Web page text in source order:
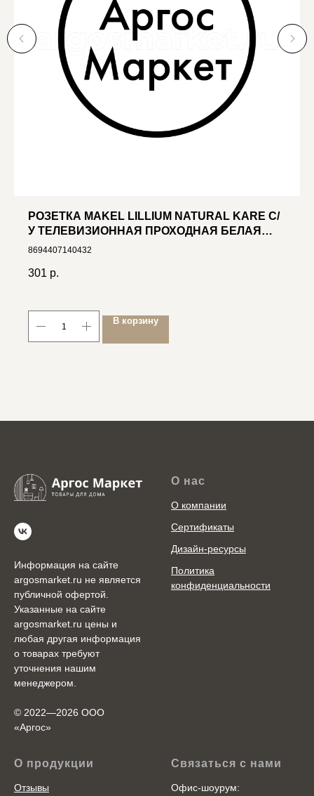
РОЗЕТКА MAKEL LILLIUM NATURAL KARE С/
У ТЕЛЕВИЗИОННАЯ ПРОХОДНАЯ БЕЛАЯ
(32.001.007)
8694407140432
301 р.
В корзину
Информация на сайте
argosmarket.ru не является
публичной офертой.
Указанные на сайте
argosmarket.ru цены и
любая другая информация
о товарах требуют
уточнения нашим
менеджером.
© 2022—2026 ООО
«Аргоc»
О нас
О компании
Сертификаты
Дизайн-ресурсы
Политика
конфиденциальности
О продукции
Отзывы
Связаться с нами
Офис-шоурум: